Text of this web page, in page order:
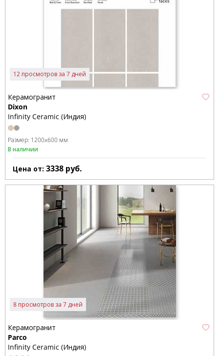
12 просмотров за 7 дней
Керамогранит
Dixon
Infinity Ceramic (Индия)
Размер: 1200x600 мм
В наличии
Цена от: 3338 руб.
8 просмотров за 7 дней
Керамогранит
Parco
Infinity Ceramic (Индия)